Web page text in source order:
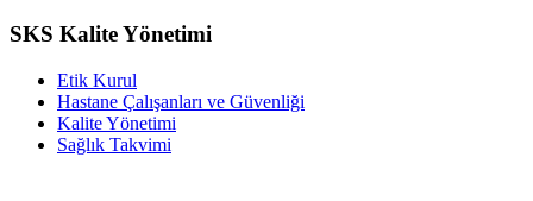
SKS Kalite Yönetimi
Etik Kurul
Hastane Çalışanları ve Güvenliği
Kalite Yönetimi
Sağlık Takvimi